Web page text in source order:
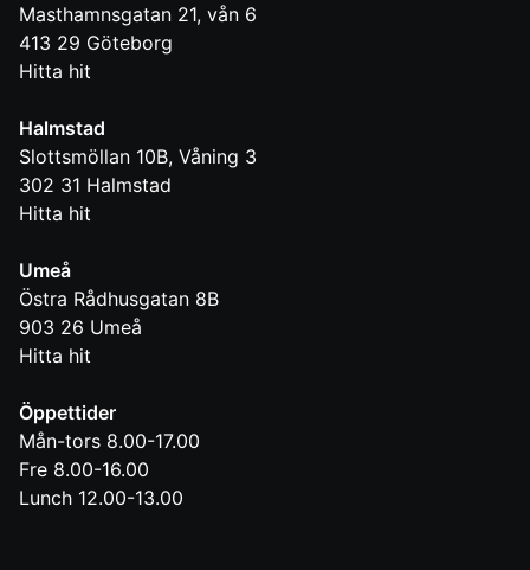
Masthamnsgatan 21, vån 6
413 29 Göteborg
Hitta hit
Halmstad
Slottsmöllan 10B, Våning 3
302 31 Halmstad
Hitta hit
Umeå
Östra Rådhusgatan 8B
903 26 Umeå
Hitta hit
Öppettider
Mån-tors 8.00-17.00
Fre 8.00-16.00
Lunch 12.00-13.00